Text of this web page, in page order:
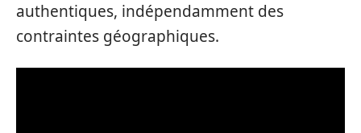
authentiques, indépendamment des
contraintes géographiques.